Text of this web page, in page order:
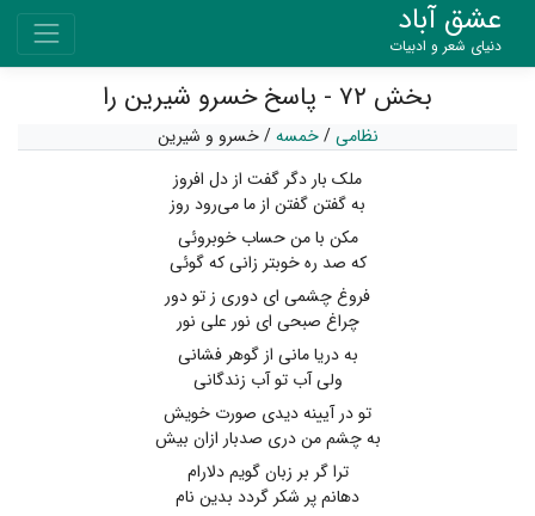
عشق آباد
دنیای شعر و ادبیات
بخش ۷۲ - پاسخ خسرو شیرین را
نظامی/خمسه /خسرو و شیرین
ملک بار دگر گفت از دل افروز
به گفتن گفتن از ما می‌رود روز
مکن با من حساب خوبروئی
که صد ره خوبتر زانی که گوئی
فروغ چشمی ای دوری ز تو دور
چراغ صبحی ای نور علی نور
به دریا مانی از گوهر فشانی
ولی آب تو آب زندگانی
تو در آیینه دیدی صورت خویش
به چشم من دری صدبار ازان بیش
ترا گر بر زبان گویم دلارام
دهانم پر شکر گردد بدین نام